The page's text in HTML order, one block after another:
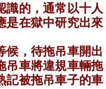
識的，通常以十人
是在獄中研究出來
候，待拖吊車開出
吊車將違規車輛拖
記被拖吊車子的車